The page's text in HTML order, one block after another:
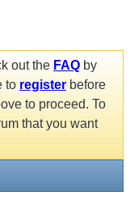
out the FAQ by
to register before
to proceed. To
that you want